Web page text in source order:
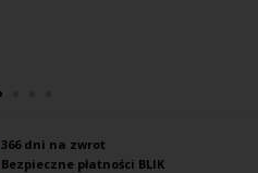
366 dni na zwrot
Bezpieczne płatności BLIK